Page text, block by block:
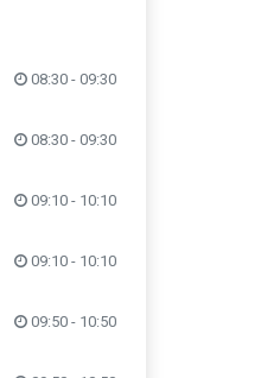
08:30 - 09:30
08:30 - 09:30
09:10 - 10:10
09:10 - 10:10
09:50 - 10:50